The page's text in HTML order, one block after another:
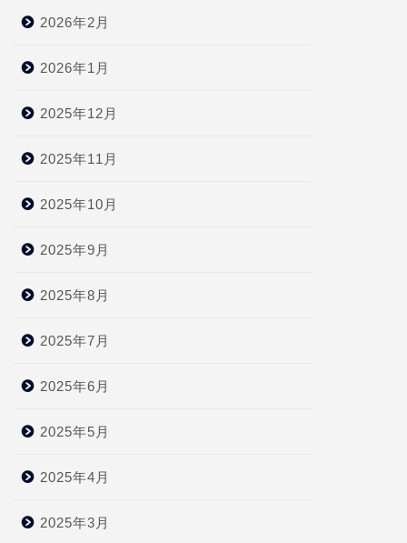
2026年2月
2026年1月
2025年12月
2025年11月
2025年10月
2025年9月
2025年8月
2025年7月
2025年6月
2025年5月
2025年4月
2025年3月